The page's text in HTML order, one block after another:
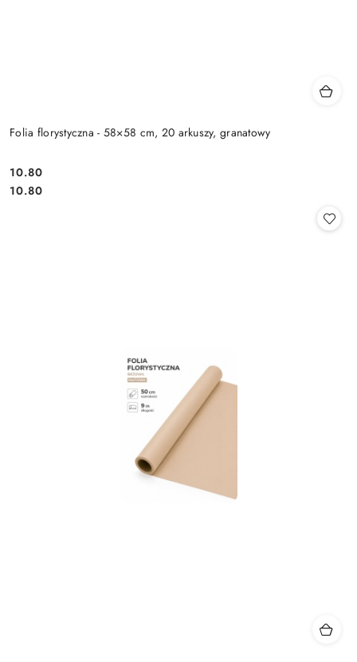
Folia florystyczna - 58×58 cm, 20 arkuszy, granatowy
Cena:
10.80
Cena:
10.80